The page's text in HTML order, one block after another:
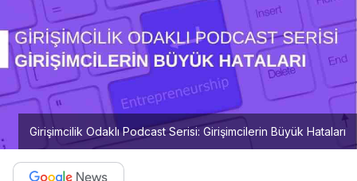
Girişimcilik Odaklı Podcast Serisi: Girişimcilerin Büyük Hataları